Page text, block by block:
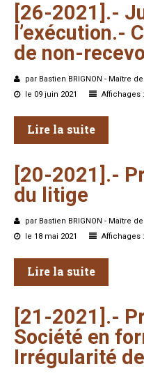
[26-2021].-
l’exécution.-
de non-
par Bastien BRIGNON - Maître
le 09 juin 2021
Affichages
Lire la suite
[20-2021].-
du litige
par Bastien BRIGNON - Maître
le 18 mai 2021
Affichages
Lire la suite
[21-2021].-
Société en
Irrégularité de